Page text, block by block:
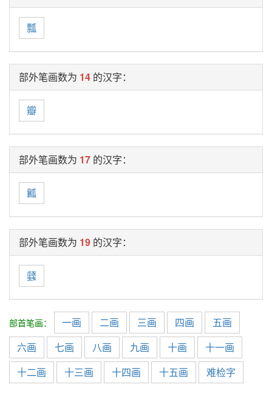
瓢
部外笔画数为 14 的汉字：
瓣
部外笔画数为 17 的汉字：
瓤
部外笔画数为 19 的汉字：
瓥
部首笔画： 一画 二画 三画 四画
五画
六画
七画 八画 九画 十画
十一画
十二画
十三画 十四画 十五画 难检字